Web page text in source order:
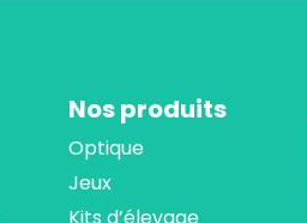
Nos produits
Optique
Jeux